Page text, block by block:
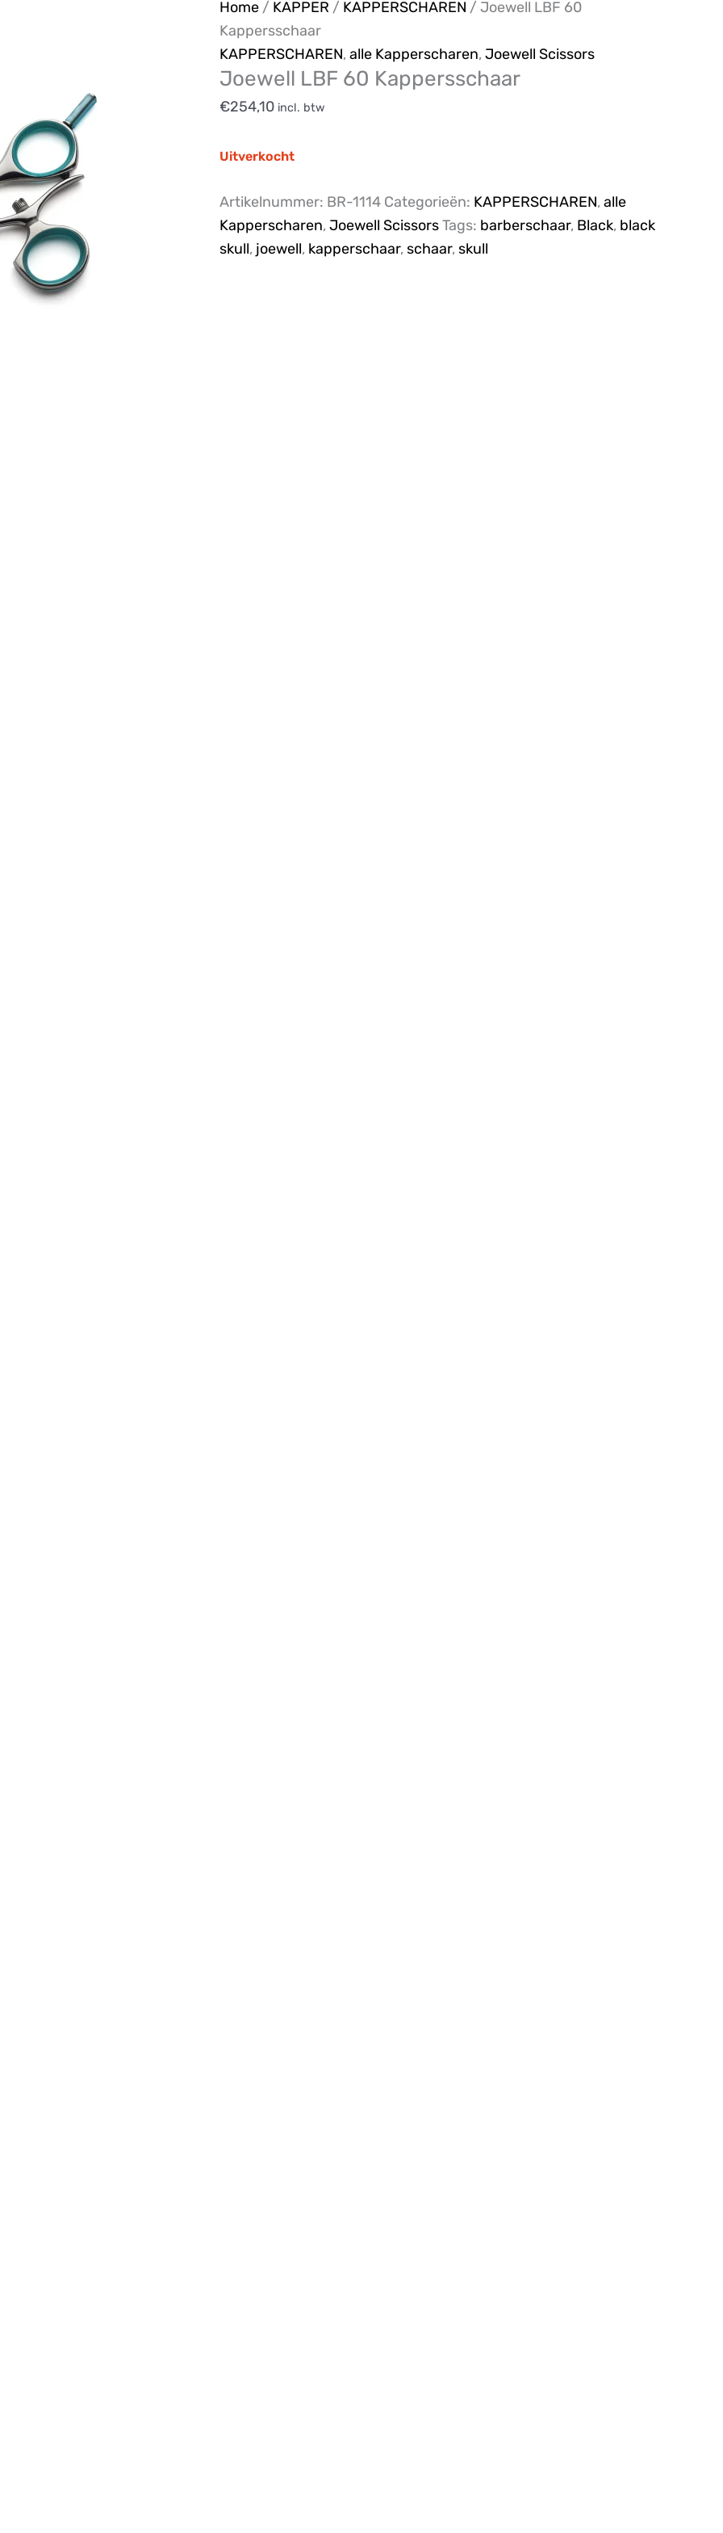
Home / KAPPER / KAPPERSCHAREN / Joewell LBF 60
Kappersschaar
KAPPERSCHAREN,alle Kapperscharen,Joewell Scissors
Joewell LBF 60 Kappersschaar
€254,10 incl. btw
Uitverkocht
Artikelnummer: BR-1114 Categorieën: KAPPERSCHAREN,alle
Kapperscharen,Joewell ScissorsTags: barberschaar, Black, black
skull, joewell, kapperschaar, schaar, skull